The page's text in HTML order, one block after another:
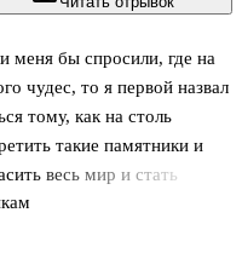
бы спросили, где на
чудес, то я первой назвал
тому, как на столь
такие памятники и
весь мир и стать
прославлена земля